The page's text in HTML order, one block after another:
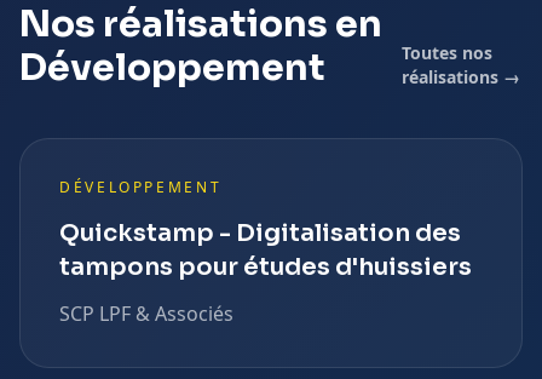
Nos réalisations en
Développement
Toutes nos
réalisations →
DÉVELOPPEMENT
Quickstamp - Digitalisation des
tampons pour études d'huissiers
SCP LPF & Associés